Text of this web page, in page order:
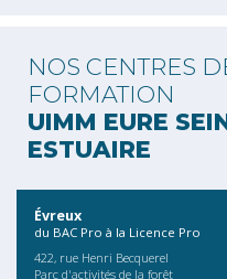
NOS CENTRES
FORMATION
UIMM EURE
ESTUAIRE
Évreux
du BAC Pro à la Licence Pro
422, rue Henri Becquerel
Parc d'activités de la forêt